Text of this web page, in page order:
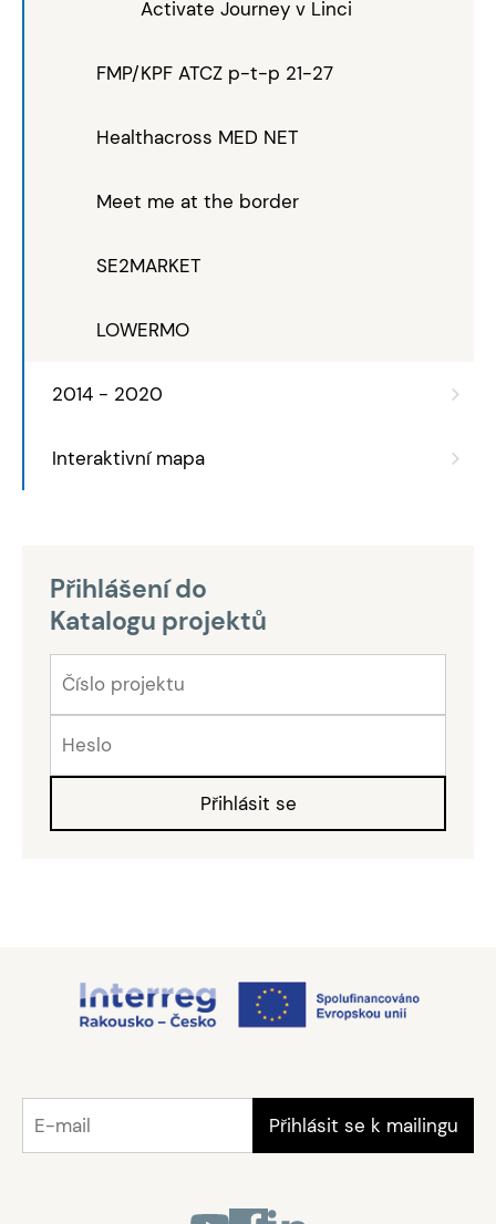
Activate Journey v Linci
FMP/KPF ATCZ p-t-p 21-27
Healthacross MED NET
Meet me at the border
SE2MARKET
LOWERMO
2014 - 2020
Interaktivní mapa
Přihlášení do
Katalogu projektů